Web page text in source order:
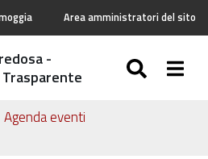
Area amministratori del sito
-
Agenda eventi